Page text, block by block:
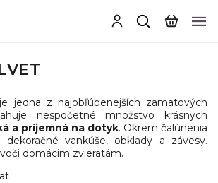
je jedna z najobľúbenejších zamatových
nespočetné množstvo krásnych
a príjemná na dotyk. Okrem čalúnenia
vankúše, obklady a závesy.
domácim zvieratám.